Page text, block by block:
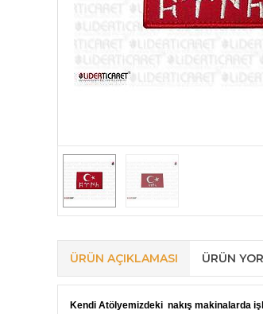
ÜRÜN AÇIKLAMASI ÜRÜN
Kendi Atölyemizdeki nakış makinalarda